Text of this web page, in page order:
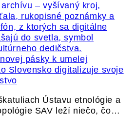
pásky k umelej
Slovensko digitalizuje svoje
Ústavu etnológie a
SAV leží niečo, čo…